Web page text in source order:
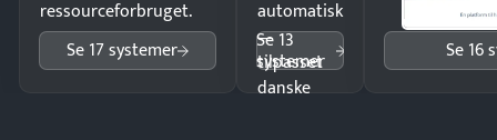
ressourceforbruget.
Se 17 systemer
automatisk
—
tilpasset
danske
Se 13
systemer Se 16